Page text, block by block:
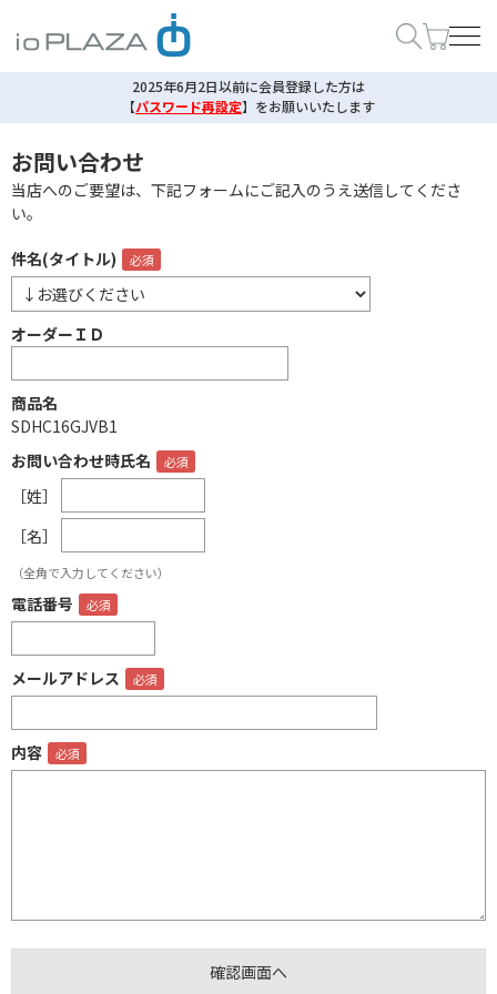
2025年6月2日以前に会員登録した方は
【パスワード再設定】 をお願いいたします
お問い合わせ
当店へのご要望は、下記フォームにご記入のうえ送信してくださ
い。
件名(タイトル)
オーダーＩＤ
商品名
SDHC16GJVB1
お問い合わせ時氏名
［姓］
［名］
（全角で入力してください）
電話番号
メールアドレス
内容